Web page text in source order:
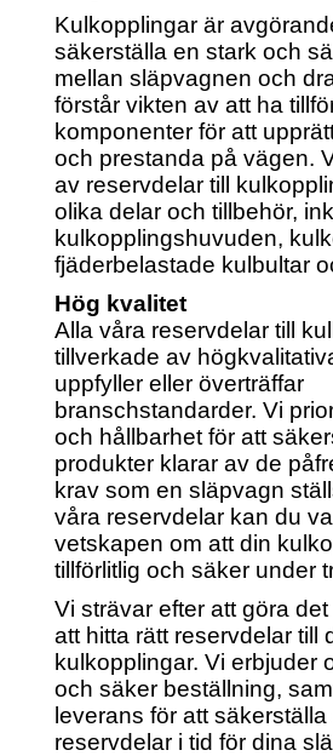
Kulkopplingar är
säkerställa en stark och
mellan släpvagnen och
förstår vikten av att ha
komponenter för att
och prestanda på vägen.
av reservdelar till
olika delar och tillbehör,
kulkopplingshuvuden,
fjäderbelastade kulbultar
Hög kvalitet
Alla våra reservdelar till
tillverkade av
uppfyller eller överträffar
branschstandarder. Vi
och hållbarhet för att
produkter klarar av de
krav som en släpvagn
våra reservdelar kan du
vetskapen om att din
tillförlitlig och säker under
Vi strävar efter att göra
att hitta rätt reservdelar till
kulkopplingar. Vi erbjuder
och säker beställning,
leverans för att
reservdelar i tid för dina